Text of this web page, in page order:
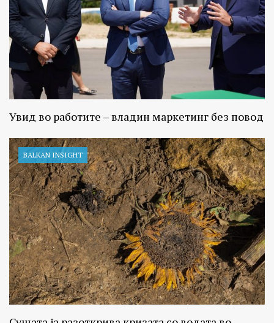
Увид во работите – владин маркетинг без повод
BALKAN INSIGHT